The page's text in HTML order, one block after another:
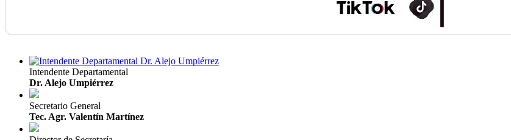
Intendente Departamental
Dr. Alejo Umpiérrez
Secretario General
Tec. Agr. Valentín Martínez